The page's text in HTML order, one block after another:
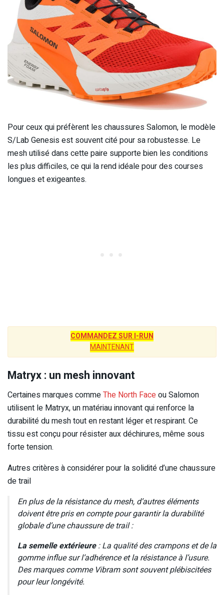
Pour ceux qui préfèrent les chaussures Salomon, le modèle
S/Lab Genesis est souvent cité pour sa robustesse. Le
mesh utilisé dans cette paire supporte bien les conditions
les plus difficiles, ce qui la rend idéale pour des courses
longues et exigeantes.
COMMANDEZ SUR I-RUN
MAINTENANT
Matryx : un mesh innovant
Certaines marques commeThe North Faceou Salomon
utilisent le Matryx, un matériau innovant qui renforce la
durabilité du mesh tout en restant léger et respirant. Ce
tissu est conçu pour résister aux déchirures, même sous
forte tension.
Autres critères à considérer pour la solidité d’une chaussure
de trail
En plus de la résistance du mesh, d’autres éléments
doivent être pris en compte pour garantir la durabilité
globale d’une chaussure de trail :
La semelle extérieure: La qualité des crampons et de la
gomme influe sur l’adhérence et la résistance à l’usure.
Des marques comme Vibram sont souvent plébiscitées
pour leur longévité.